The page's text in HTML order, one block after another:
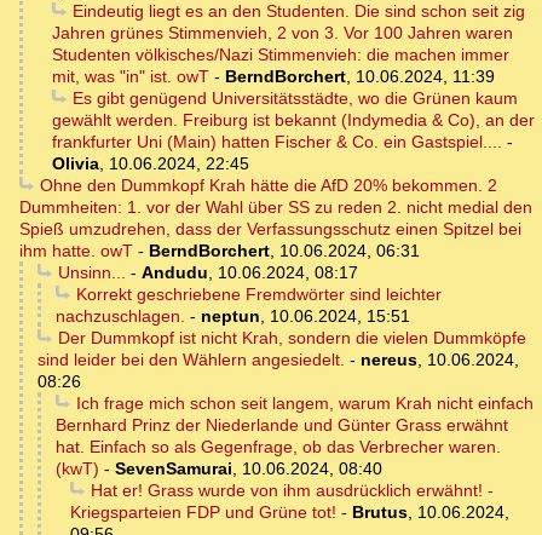
Eindeutig liegt es an den Studenten. Die sind schon seit zig
Jahren grünes Stimmenvieh, 2 von 3. Vor 100 Jahren waren
Studenten völkisches/Nazi Stimmenvieh: die machen immer
mit, was "in" ist. owT - BerndBorchert, 10.06.2024, 11:39
Es gibt genügend Universitätsstädte, wo die Grünen kaum
gewählt werden. Freiburg ist bekannt (Indymedia & Co), an der
frankfurter Uni (Main) hatten Fischer & Co. ein Gastspiel.... -
Olivia, 10.06.2024, 22:45
Ohne den Dummkopf Krah hätte die AfD 20% bekommen. 2
Dummheiten: 1. vor der Wahl über SS zu reden 2. nicht medial den
Spieß umzudrehen, dass der Verfassungsschutz einen Spitzel bei
ihm hatte. owT - BerndBorchert, 10.06.2024, 06:31
Unsinn... - Andudu, 10.06.2024, 08:17
Korrekt geschriebene Fremdwörter sind leichter
nachzuschlagen. - neptun, 10.06.2024, 15:51
Der Dummkopf ist nicht Krah, sondern die vielen Dummköpfe
sind leider bei den Wählern angesiedelt. - nereus, 10.06.2024,
08:26
Ich frage mich schon seit langem, warum Krah nicht einfach
Bernhard Prinz der Niederlande und Günter Grass erwähnt
hat. Einfach so als Gegenfrage, ob das Verbrecher waren.
(kwT) - SevenSamurai, 10.06.2024, 08:40
Hat er! Grass wurde von ihm ausdrücklich erwähnt! -
Kriegsparteien FDP und Grüne tot! - Brutus, 10.06.2024,